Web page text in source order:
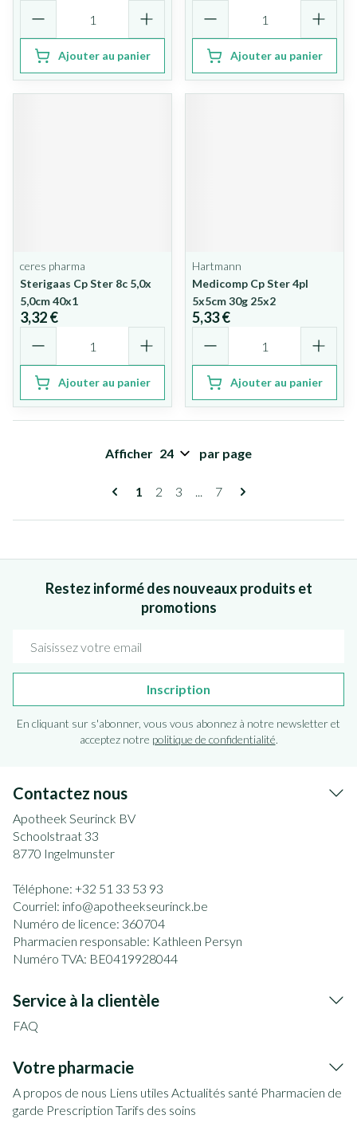
Ajouter au panier Ajouter au panier
ceres pharma
Sterigaas Cp Ster 8c 5,0x
5,0cm 40x1
3,32 €
Ajouter au panier
Hartmann
Medicomp Cp Ster 4pl
5x5cm 30g 25x2
5,33 €
Ajouter au panier
Pages
Vous lisez actuellement la page
1 Page
2 Page
3 ... Page
7
Afficher par page
Restez informé des nouveaux produits et
promotions
Inscription
En cliquant sur s'abonner, vous vous abonnez à notre newsletter et
acceptez notre politique de confidentialité.
Contactez nous
Apotheek Seurinck BV
Schoolstraat 33
8770 Ingelmunster
Téléphone: +32 51 33 53 93
Courriel: info@apotheekseurinck.be
Numéro de licence: 360704
Pharmacien responsable: Kathleen Persyn
Numéro TVA: BE0419928044
Service à la clientèle
FAQ
Votre pharmacie
A propos de nous Liens utiles Actualités santé Pharmacien de
garde Prescription Tarifs des soins